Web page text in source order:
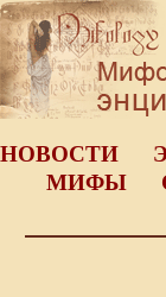
НОВОСТИ
МИФЫ